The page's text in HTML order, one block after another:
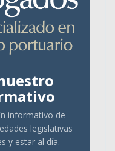
informativo de
legislativas
y estar al día.